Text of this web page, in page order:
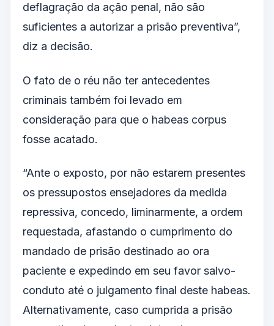
deflagração da ação penal, não são
suficientes a autorizar a prisão preventiva”,
diz a decisão.
O fato de o réu não ter antecedentes
criminais também foi levado em
consideração para que o habeas corpus
fosse acatado.
“Ante o exposto, por não estarem presentes
os pressupostos ensejadores da medida
repressiva, concedo, liminarmente, a ordem
requestada, afastando o cumprimento do
mandado de prisão destinado ao ora
paciente e expedindo em seu favor salvo-
conduto até o julgamento final deste habeas.
Alternativamente, caso cumprida a prisão